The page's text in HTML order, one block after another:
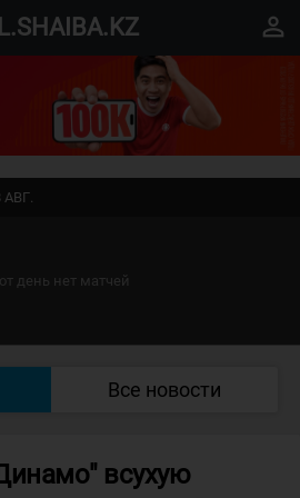
perm_identity
АВГ.
день нет матчей
Все новости
всухую